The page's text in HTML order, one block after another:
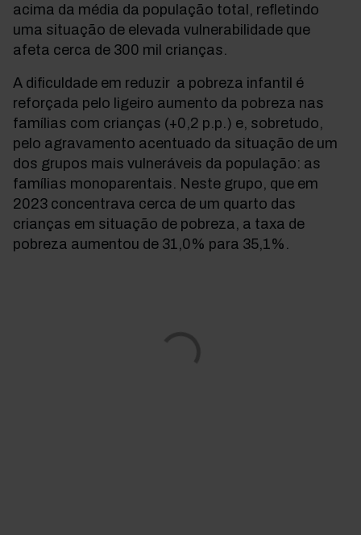
acima da média da população total, refletindo
uma situação de elevada vulnerabilidade que
afeta cerca de 300 mil crianças.
A dificuldade em reduzir a pobreza infantil é
reforçada pelo ligeiro aumento da pobreza nas
famílias com crianças (+0,2 p.p.) e, sobretudo,
pelo agravamento acentuado da situação de um
dos grupos mais vulneráveis da população: as
famílias monoparentais. Neste grupo, que em
2023 concentrava cerca de um quarto das
crianças em situação de pobreza, a taxa de
pobreza aumentou de 31,0% para 35,1%.